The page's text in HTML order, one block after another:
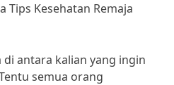
Tips Kesehatan Remaja
di antara kalian yang ingin
semua orang